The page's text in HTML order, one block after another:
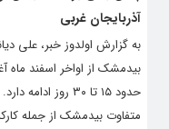
آذربایجان غربی
به گزارش اولدوز خبر، علی
بیدمشک از اواخر اسفند
حدود ۱۵ تا ۳۰
متفاوت بیدمشک از جمله